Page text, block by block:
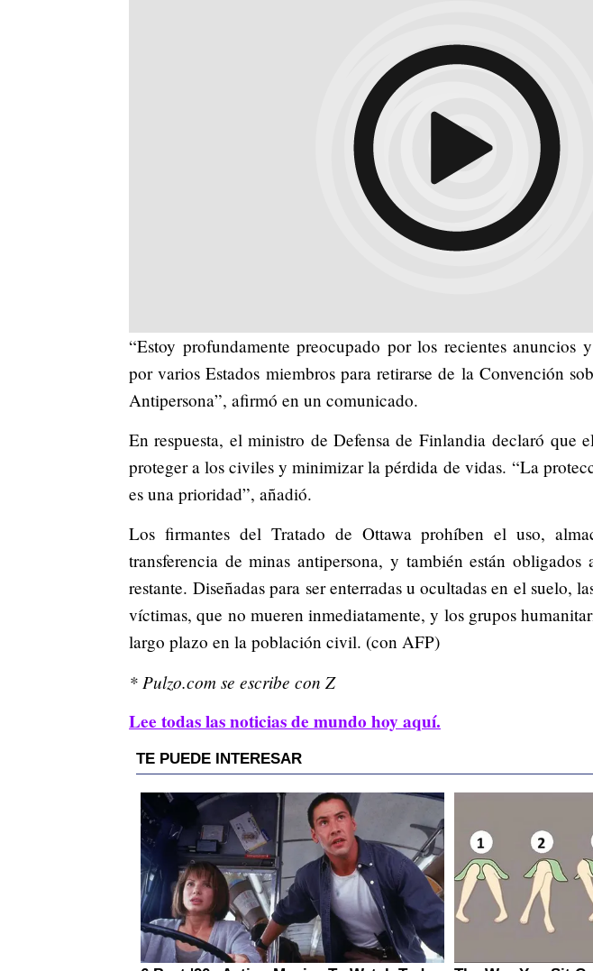
“Estoy profundamente preocupado por los recientes anuncios
por varios Estados miembros para retirarse de la Convención
Antipersona”, afirmó en un comunicado.
En respuesta, el ministro de Defensa de Finlandia declaró que
proteger a los civiles y minimizar la pérdida de vidas. “La
es una prioridad”, añadió.
Los firmantes del Tratado de Ottawa prohíben el uso,
transferencia de minas antipersona, y también están obligados
restante. Diseñadas para ser enterradas u ocultadas en el suelo,
víctimas, que no mueren inmediatamente, y los grupos
largo plazo en la población civil. (con AFP)
* Pulzo.com se escribe con Z
Lee todas las noticias de mundo hoy aquí.